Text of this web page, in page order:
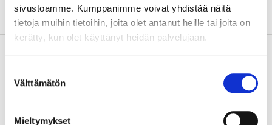
sivustoamme. Kumppanimme voivat yhdistää näitä
tietoja muihin tietoihin, joita olet antanut heille tai joita on
kerätty, kun olet käyttänyt heidän palvelujaan.
valinta
Välttämätön
Mieltymykset
Om tillverkaren